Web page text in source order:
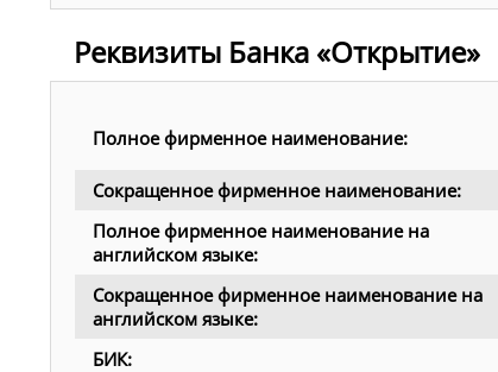
Реквизиты Банка «Открытие»
Полное фирменное наименование:
Сокращенное фирменное наименование:
Полное фирменное наименование на
английском языке:
Сокращенное фирменное наименование на
английском языке:
БИК: